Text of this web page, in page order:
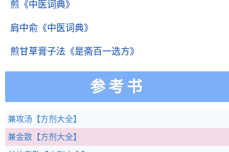
煎 《中医词典》
肩中俞 《中医词典》
煎甘草膏子法 《是斋百一选方》
参考书
兼攻汤 【方剂大全】
兼金散 【方剂大全】